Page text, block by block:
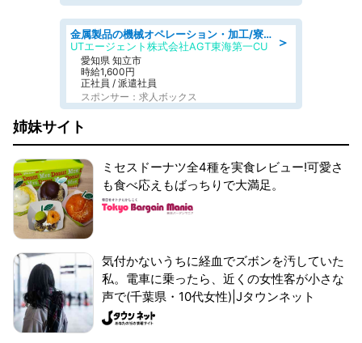
＞
金属製品の機械オペレーション・加工/寮完備/日払い/工場・製造
UTエージェント株式会社AGT東海第一CU
愛知県 知立市
時給1,600円
正社員 / 派遣社員
スポンサー：求人ボックス
姉妹サイト
ミセスドーナツ全4種を実食レビュー!可愛さ
も食べ応えもばっちりで大満足。
気付かないうちに経血でズボンを汚していた
私。電車に乗ったら、近くの女性客が小さな
声で(千葉県・10代女性)|Jタウンネット